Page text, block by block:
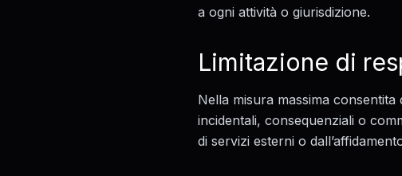
a ogni attività o giurisdizione.
Limitazione di
Nella misura massima
incidentali, consequenziali o
di servizi esterni o